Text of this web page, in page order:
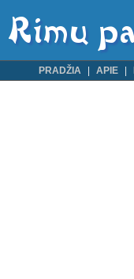
PRADŽIA APIE